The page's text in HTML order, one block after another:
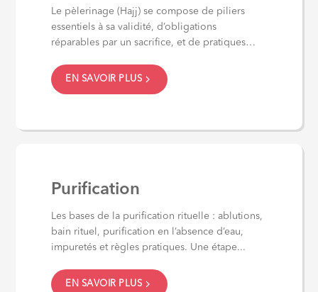
Le pèlerinage (Hajj) se compose de piliers
essentiels à sa validité, d’obligations
réparables par un sacrifice, et de pratiques
EN SAVOIR PLUS
Purification
Les bases de la purification rituelle : ablutions,
bain rituel, purification en l’absence d’eau,
impuretés et règles pratiques. Une étape...
EN SAVOIR PLUS